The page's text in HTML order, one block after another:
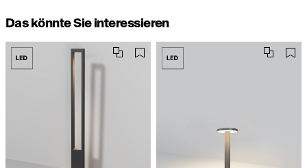
Das könnte Sie interessieren